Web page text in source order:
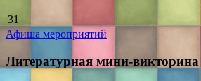
31
Афиша мероприятий
Литературная мини-викторина